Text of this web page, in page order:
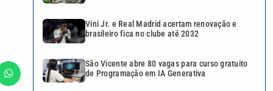
Vini Jr. e Real Madrid acertam renovação e
brasileiro fica no clube até 2032
São Vicente abre 80 vagas para curso gratuito
de Programação em IA Generativa